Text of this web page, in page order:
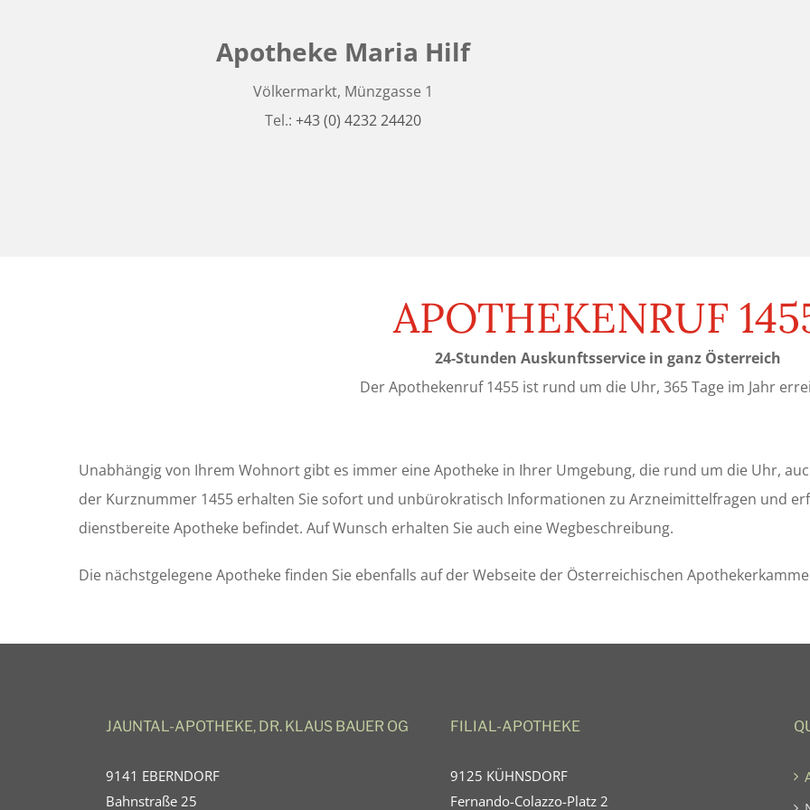
Apotheke Maria Hilf
Völkermarkt, Münzgasse 1
Tel.: +43 (0) 4232 24420
APOTHEKENRUF
24-Stunden Auskunftsservice in ganz Österreich
Der Apothekenruf 1455 ist rund um die Uhr, 365 Tage im Jahr
Unabhängig von Ihrem Wohnort gibt es immer eine Apotheke in Ihrer Umgebung, die rund um die Uhr,
der Kurznummer 1455 erhalten Sie sofort und unbürokratisch Informationen zu Arzneimittelfragen und
dienstbereite Apotheke befindet. Auf Wunsch erhalten Sie auch eine Wegbeschreibung.
Die nächstgelegene Apotheke finden Sie ebenfalls auf der Webseite der Österreichischen
JAUNTAL-APOTHEKE, DR. KLAUS BAUER OG
9141 EBERNDORF
Bahnstraße 25
FILIAL-APOTHEKE
9125 KÜHNSDORF
Fernando-Colazzo-Platz 2